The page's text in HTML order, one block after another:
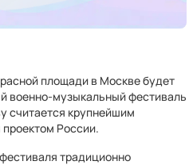
площади в Москве будет
военно-музыкальный фестиваль
считается крупнейшим
России.
традиционно